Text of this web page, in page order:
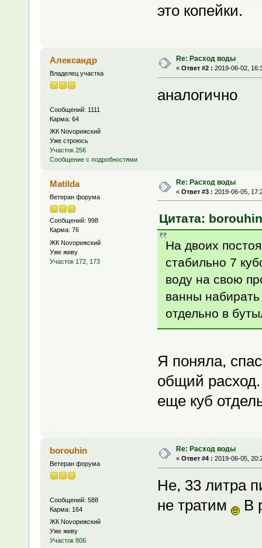
это копейки.
Александр
Владелец участка
Сообщений: 1111
Карма: 64
ЖК Novoрижский
Уже строюсь
Участок 256
Сообщение с подробностями
Re: Расход воды
« Ответ #2 : 2019-06-02,
аналогично
Matilda
Ветеран форума
Сообщений: 998
Карма: 76
ЖК Novoрижский
Уже живу
Участок 172, 173
Re: Расход воды
« Ответ #3 : 2019-06-05,
Цитата:
На двоих
стабильно 7
воду на свою
ванны
отдельно в
Я поняла,
общий расход.
еще куб
borouhin
Ветеран форума
Сообщений: 588
Карма: 164
ЖК Novoрижский
Уже живу
Участок 806
Re: Расход воды
« Ответ #4 : 2019-06-05,
Не, 33 литра
не тратим
В